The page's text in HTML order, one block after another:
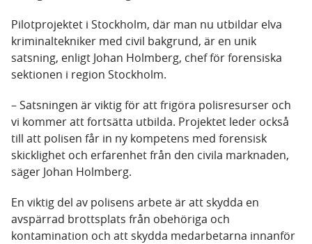
Pilotprojektet i Stockholm, där man nu utbildar elva
kriminaltekniker med civil bakgrund, är en unik
satsning, enligt Johan Holmberg, chef för forensiska
sektionen i region Stockholm.
– Satsningen är viktig för att frigöra polisresurser och
vi kommer att fortsätta utbilda. Projektet leder också
till att polisen får in ny kompetens med forensisk
skicklighet och erfarenhet från den civila marknaden,
säger Johan Holmberg.
En viktig del av polisens arbete är att skydda en
avspärrad brottsplats från obehöriga och
kontamination och att skydda medarbetarna innanför